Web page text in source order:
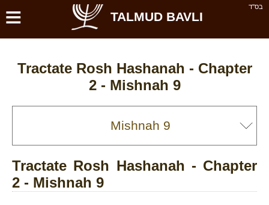
בס''ד ≡ TALMUD BAVLI
Tractate Rosh Hashanah - Chapter
2 - Mishnah 9
Tractate Rosh Hashanah - Chapter
2 - Mishnah 9